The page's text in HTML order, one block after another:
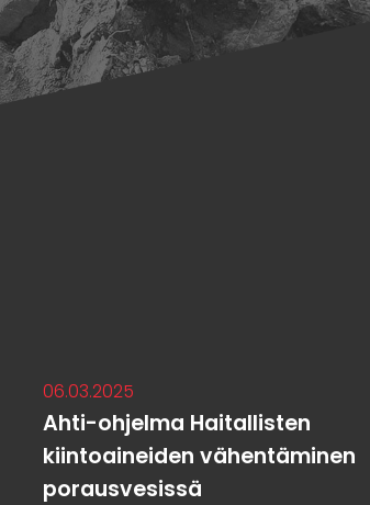
06.03.2025
Ahti-ohjelma Haitallisten
kiintoaineiden vähentäminen
porausvesissä